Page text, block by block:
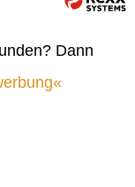
Dann